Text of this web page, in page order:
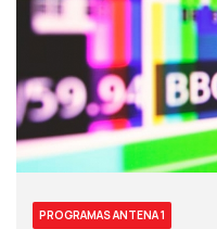
PROGRAMAS ANTENA 1